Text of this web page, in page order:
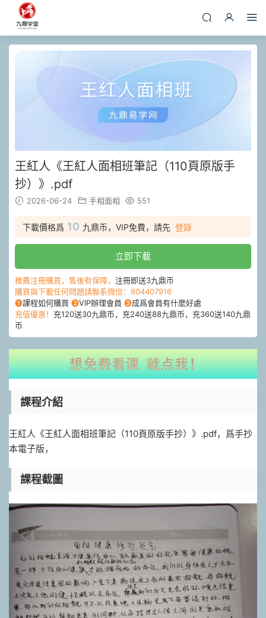
王紅人《王紅人面相班筆記（110頁原版手
抄）》.pdf
2026-06-24 手相面相 551
下載價格爲 10 九鼎币，VIP免費，請先 登錄
立即下載
推薦注冊購買，售後有保障， 注冊即送3九鼎币
購買與下載任何問題請聯系微信：804407916
❶課程如何購買 ❷VIP辦理會員 ❸成爲會員有什麽好處
充值優惠！ 充120送30九鼎币，充240送88九鼎币，充360送140九鼎
币
課程介紹
王紅人《王紅人面相班筆記（110頁原版手抄）》.pdf，爲手抄
本電子版，
課程截圖